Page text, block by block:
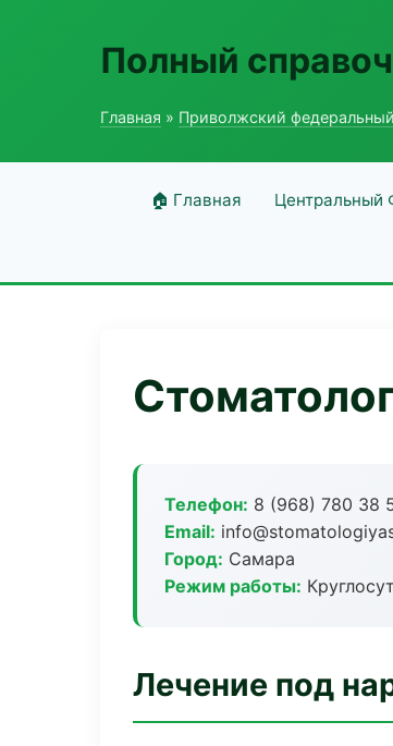
Полный
Главная » Приволжский
🏠 Главная Центральный
Телефон: 8 (968) 780 38
Email:
Город: Самара
Режим работы:
Лечение под